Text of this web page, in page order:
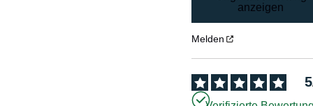
anzeigen
Melden
5